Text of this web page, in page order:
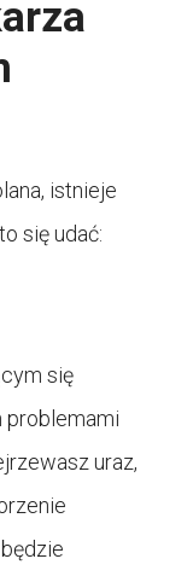
istnieje
się udać:
się
problemami
uraz,